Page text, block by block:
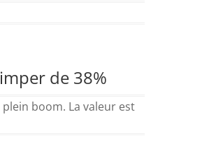
de 38%
boom. La valeur est